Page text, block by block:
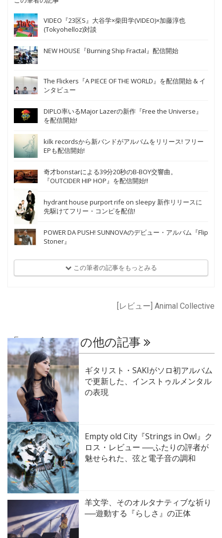
VIDEO『23区S』大谷学×柴田学(VIDEO)×加藤淳也
(Tokyohelloz)対談
NEW HOUSE『Burning Ship Fractal』配信開始
The Flickers『A PIECE OF THE WORLD』を配信開始 & イ
ンタビュー
DIPLO率いるMajor Lazerの新作『Free the Universe』
を配信開始!
kilk recordsから新バンドがアルバムをリリース! フリー
EPも配信開始!
奇才bonstarによる39分20秒のB-BOY交響曲。
『OUTCIDER HIP HOP』を配信開始!!
hydrant house purport rife on sleepy 新作リリースに
先駆けてフリー・コンピを配信!
POWER DA PUSH! SUNNOVAのデビュー・アルバム『Flip
Stoner』
この筆者の記事をもっとみる
[レビュー] Animal Collective
「レビュー」の他の記事
ギタリスト・SAKIがソロ初アルバム
で更新した、インストゥルメンタル
の表現
Empty old City『Strings in Owl』ク
ロス・レビュー ──ふたりの評者が
魅せられた、弦と電子音の調和
羊文学、そのオルタナティブな祈り
──遊動する『らしさ』の正体